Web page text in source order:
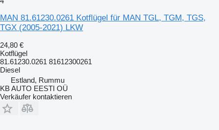
MAN 81.61230.0261 Kotflügel für MAN TGL, TGM, TGS,
TGX (2005-2021) LKW
24,80 €
Kotflügel
81.61230.0261 81612300261
Diesel
Estland, Rummu
KB AUTO EESTI OÜ
Verkäufer kontaktieren